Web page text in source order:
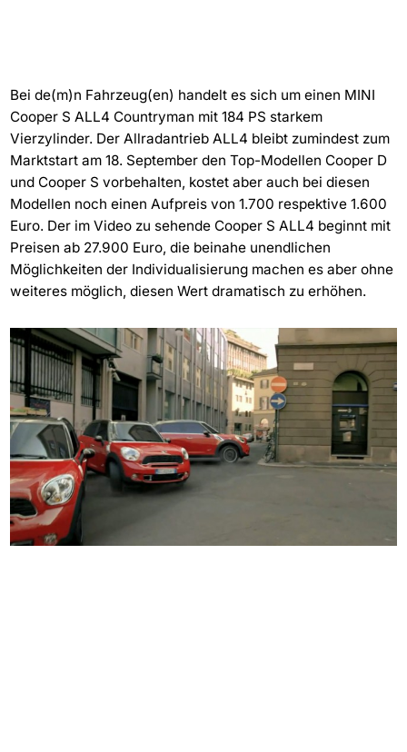
Bei de(m)n Fahrzeug(en) handelt es sich um einen MINI
Cooper S ALL4 Countryman mit 184 PS starkem
Vierzylinder. Der Allradantrieb ALL4 bleibt zumindest zum
Marktstart am 18. September den Top-Modellen Cooper D
und Cooper S vorbehalten, kostet aber auch bei diesen
Modellen noch einen Aufpreis von 1.700 respektive 1.600
Euro. Der im Video zu sehende Cooper S ALL4 beginnt mit
Preisen ab 27.900 Euro, die beinahe unendlichen
Möglichkeiten der Individualisierung machen es aber ohne
weiteres möglich, diesen Wert dramatisch zu erhöhen.